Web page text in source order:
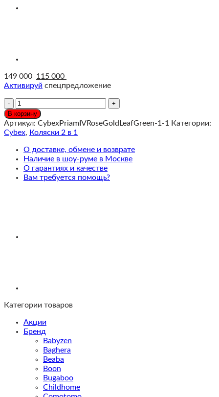
149 000 115 000
Активируй спецпредложение
Количество
Cybex
Priam
Коляска
в
1,
шасси
Chrome
В корзину
Артикул: CybexPriamIVRoseGoldLeafGreen-1-1
Категории:
Cybex, Коляски 2 в 1
О доставке, обмене и возврате
Наличие в шоу-руме в Москве
О гарантиях и качестве
Вам требуется помощь?
Категории товаров
Акции
Бренд
Babyzen
Baghera
Beaba
Boon
Bugaboo
Childhome